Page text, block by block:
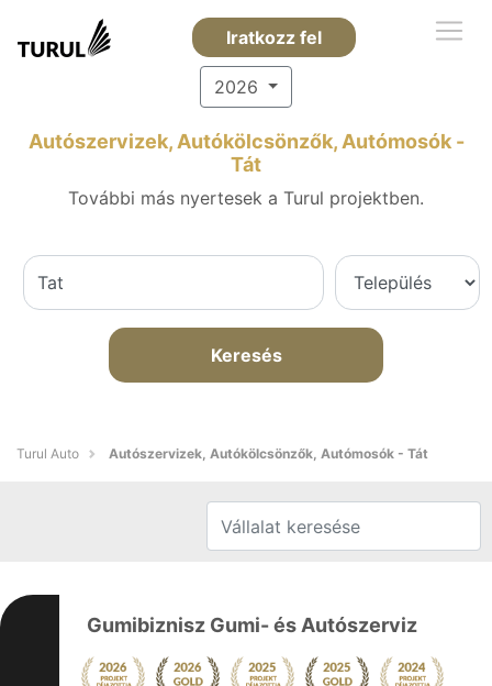
Iratkozz fel
2026
Autószervizek, Autókölcsönzők, Autómosók -
Tát
További más nyertesek a Turul projektben.
Keresés
Turul Auto Autószervizek, Autókölcsönzők, Autómosók - Tát
Gumibiznisz Gumi- és Autószerviz